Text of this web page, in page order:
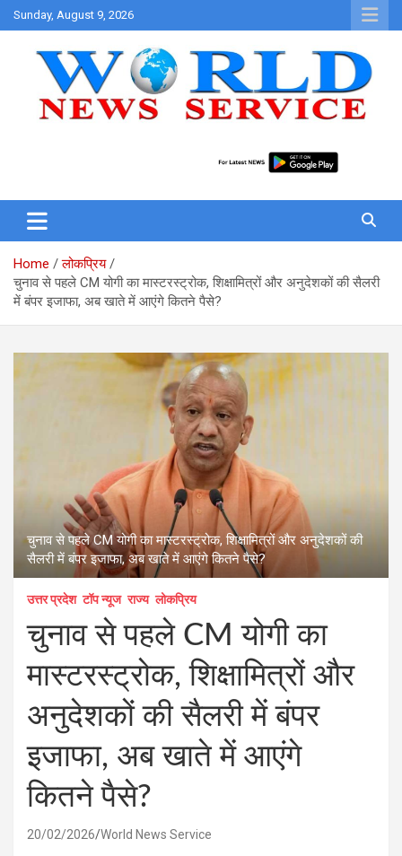
Skip
to
Sunday, August 9, 2026
Home
लोकप्रिय
चुनाव से पहले CM योगी का मास्टरस्ट्रोक, शिक्षामित्रों और अनुदेशकों की सैलरी
में बंपर इजाफा, अब खाते में आएंगे कितने पैसे?
चुनाव से पहले CM योगी का मास्टरस्ट्रोक, शिक्षामित्रों और अनुदेशकों की
सैलरी में बंपर इजाफा, अब खाते में आएंगे कितने पैसे?
उत्तर प्रदेश टॉप न्यूज राज्य लोकप्रिय
चुनाव से पहले CM योगी का
मास्टरस्ट्रोक, शिक्षामित्रों और
अनुदेशकों की सैलरी में बंपर
इजाफा, अब खाते में आएंगे
कितने पैसे?
20/02/2026 World News Service